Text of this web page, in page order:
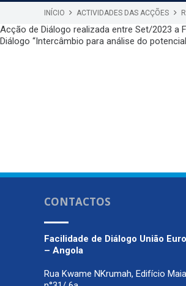
INÍCIO ACTIVIDADES DAS ACÇÕES
Acção de Diálogo realizada entre Set/2023 a
Diálogo “Intercâmbio para análise do
CONTACTOS
Facilidade de Diálogo União
– Angola
Rua Kwame NKrumah, Edifício